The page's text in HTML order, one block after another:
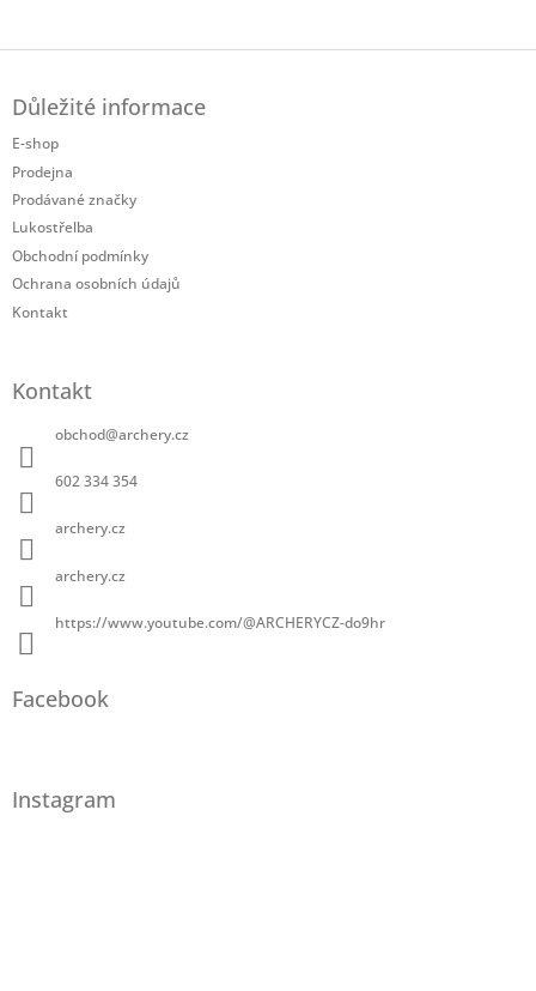
Důležité informace
E-shop
Prodejna
Prodávané značky
Lukostřelba
Obchodní podmínky
Ochrana osobních údajů
Kontakt
Kontakt
obchod@archery.cz
602 334 354
archery.cz
archery.cz
https://www.youtube.com/@ARCHERYCZ-do9hr
Facebook
Instagram